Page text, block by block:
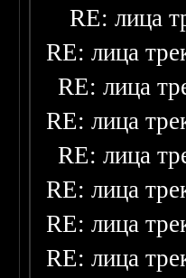
RE: лица
RE: лица
RE: лица
RE: лица
RE: лица
RE: лица
RE: лица
RE: лица